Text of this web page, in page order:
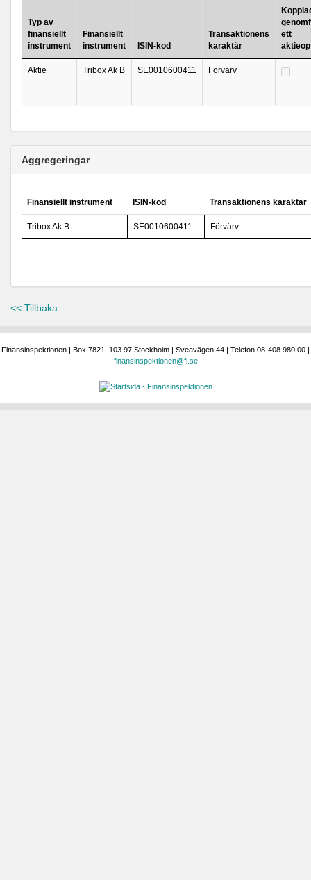
Typ av
finansiellt
instrument
Finansiellt
instrument
ISIN-kod
Transaktionens
karaktär
ett
Aktie Tribox Ak B SE0010600411 Förvärv
Aggregeringar
Finansiellt instrument ISIN-kod Transaktionens karaktär
Tribox Ak B SE0010600411 Förvärv
<< Tillbaka
Finansinspektionen | Box 7821, 103 97 Stockholm | Sveavägen 44 | Telefon 08-408 980 00 |
finansinspektionen@fi.se